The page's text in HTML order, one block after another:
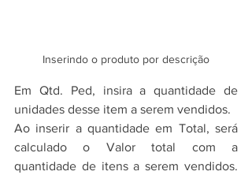
Inserindo o produto por descrição
Em Qtd. Ped, insira a quantidade de
unidades desse item a serem vendidos.
Ao inserir a quantidade em Total, será
calculado o Valor total com a
quantidade de itens a serem vendidos.